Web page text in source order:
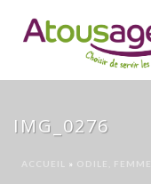
IMG_0276
ACCUEIL » ODILE,